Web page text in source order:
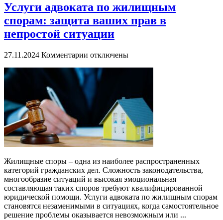
Услуги адвоката по жилищным
спорам: защита ваших прав в
непростой ситуации
27.11.2024 Комментарии к
Услуги
адвоката
жилищным
спорам:
защита
ваших
прав
в
ситуации
отключены
Жилищные споры – одна из наиболее распространенных
категорий гражданских дел. Сложность законодательства,
многообразие ситуаций и высокая эмоциональная
составляющая таких споров требуют квалифицированной
юридической помощи. Услуги адвоката по жилищным спорам
становятся незаменимыми в ситуациях, когда самостоятельное
решение проблемы оказывается невозможным или ...